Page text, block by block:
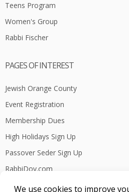
Teens Program
Women's Group
Rabbi Fischer
PAGES OF INTEREST
Jewish Orange County
Event Registration
Membership Dues
High Holidays Sign Up
Passover Seder Sign Up
RabbiDov.com
National Young Israel